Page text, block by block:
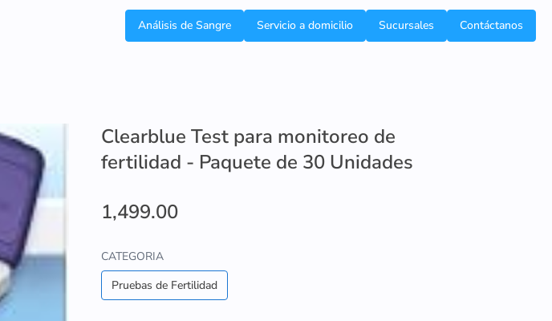
Análisis de Sangre Servicio a domicilio Sucursales Contáctanos
Clearblue Test para monitoreo de
fertilidad - Paquete de 30 Unidades
1,499.00
CATEGORIA
Pruebas de Fertilidad